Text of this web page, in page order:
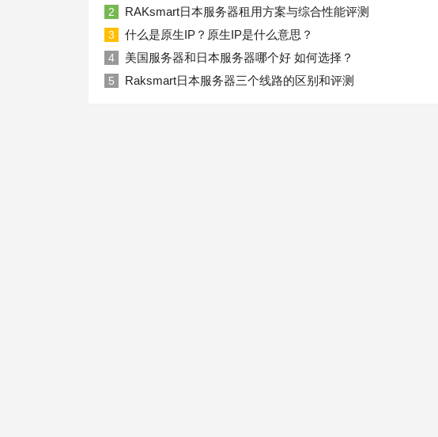
2 RAKsmart日本服务器租用方案与综合性能评测
3 什么是原生IP？原生IP是什么意思？
4 美国服务器和日本服务器哪个好 如何选择？
5 Raksmart日本服务器三个线路的区别和评测